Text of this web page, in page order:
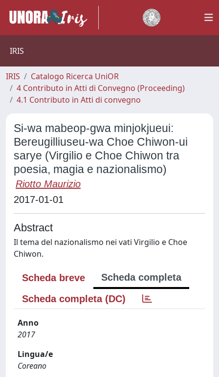
IRIS
IRIS
Catalogo Ricerca UniOR
4 Contributo in Atti di Convegno (Proceeding)
4.1 Contributo in Atti di convegno
Si-wa mabeop-gwa minjokjueui:
Bereugilliuseu-wa Choe Chiwon-ui
sarye (Virgilio e Choe Chiwon tra
poesia, magia e nazionalismo)
Riotto Maurizio
2017-01-01
Abstract
Il tema del nazionalismo nei vati Virgilio e Choe
Chiwon.
Scheda breve
Scheda completa
Scheda completa (DC)
Anno
2017
Lingua/e
Coreano